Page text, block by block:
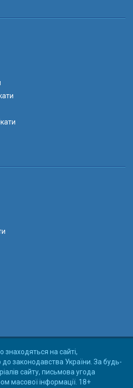
знаходяться на сайті,
законодавства України. За будь-
сайту, письмова угода
масової інформації. 18+